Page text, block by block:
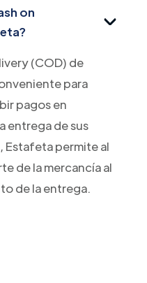
on
(COD) de
para
pagos en
entrega de sus
Estafeta permite al
de la mercancía al
de la entrega.